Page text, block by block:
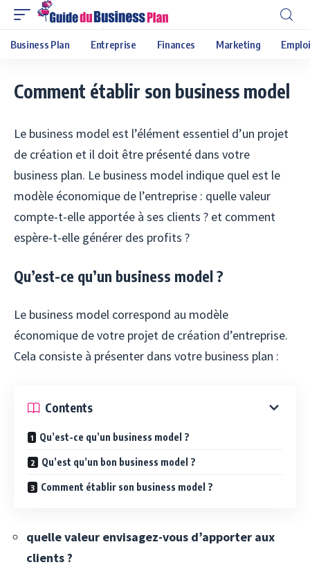
Business Plan Entreprise Finances Marketing
Comment établir son business model
Le business model est l’élément essentiel d’un projet
de création et il doit être présenté dans votre
business plan. Le business model indique quel est le
modèle économique de l’entreprise : quelle valeur
compte-t-elle apportée à ses clients ? et comment
espère-t-elle générer des profits ?
Qu’est-ce qu’un business model ?
Le business model correspond au modèle
économique de votre projet de création d’entreprise.
Cela consiste à présenter dans votre business plan :
Contents
Qu’est-ce qu’un business model ?
Qu’est qu’un bon business model ?
Comment établir son business model ?
quelle valeur envisagez-vous d’apporter aux
clients ?